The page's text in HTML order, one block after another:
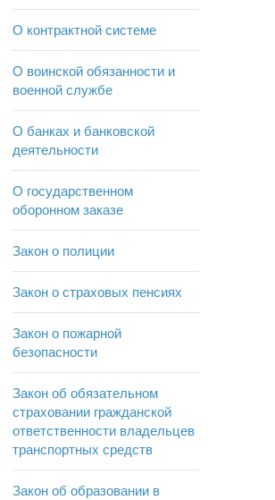
О контрактной системе
О воинской обязанности и
военной службе
О банках и банковской
деятельности
О государственном
оборонном заказе
Закон о полиции
Закон о страховых пенсиях
Закон о пожарной
безопасности
Закон об обязательном
страховании гражданской
ответственности владельцев
транспортных средств
Закон об образовании в